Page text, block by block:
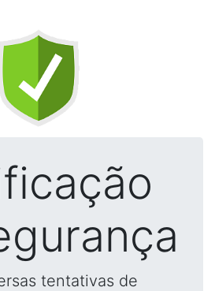
tentativas de